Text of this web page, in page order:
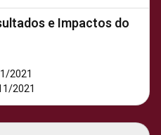
e Impactos do
2021
2021